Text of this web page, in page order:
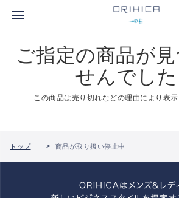
ご指定の商品が
せんでした
この商品は売り切れなどの理由により表示
トップ 商品が取り扱い停止中